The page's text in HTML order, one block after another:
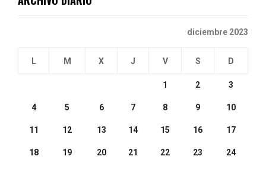
diciembre 2023
L M X J V S D
1 2 3
4 5 6 7 8 9 10
11 12 13 14 15 16 17
18 19 20 21 22 23 24